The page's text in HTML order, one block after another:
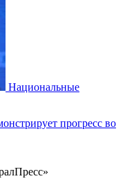
Национальные
прогресс во